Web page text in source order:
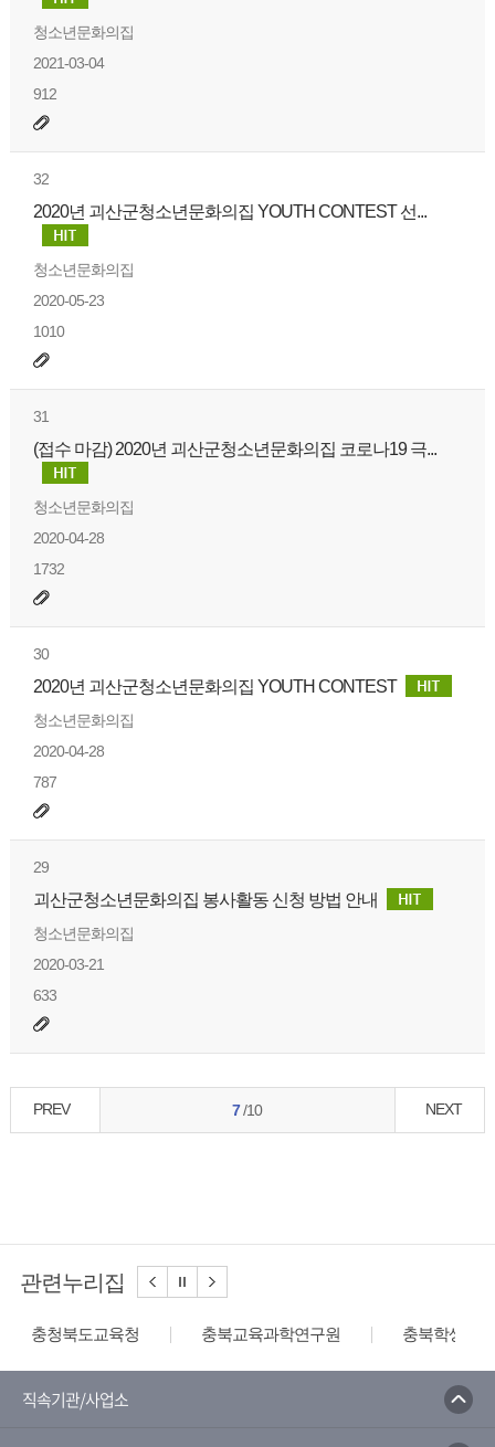
청소년문화의집
2021-03-04
912
32
2020년 괴산군청소년문화의집 YOUTH CONTEST 선...
청소년문화의집
2020-05-23
1010
31
(접수 마감) 2020년 괴산군청소년문화의집 코로나19 극...
청소년문화의집
2020-04-28
1732
30
2020년 괴산군청소년문화의집 YOUTH CONTEST
청소년문화의집
2020-04-28
787
29
괴산군청소년문화의집 봉사활동 신청 방법 안내
청소년문화의집
2020-03-21
633
PREV 7/10 NEXT
관련누리집
충청북도교육청 충북교육과학연구원 충북학생교
직속기관/사업소